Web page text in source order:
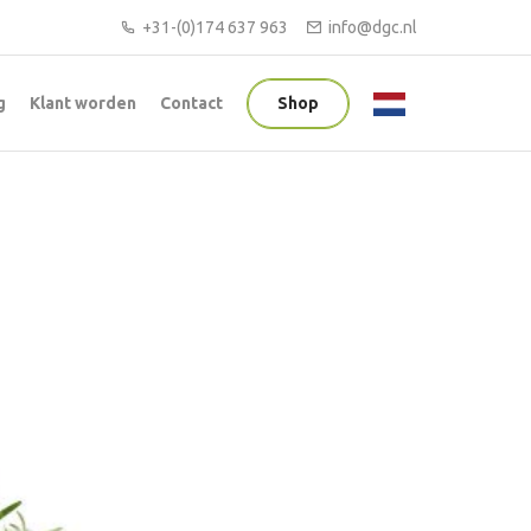
+31-(0)174 637 963 info@dgc.nl
Klant worden Contact Shop